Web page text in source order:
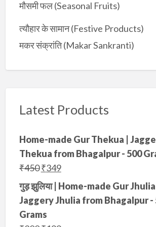
मौसमी फल (Seasonal Fruits)
त्यौहार के सामान (Festive Products)
मकर संक्रांति (Makar Sankranti)
Latest Products
Home-made Gur Thekua |
Thekua from Bhagalpur - 500
₹450O
r
i
₹349C
u
r
e
गुड़ झुलिया | Home-made Gur Jhulia |
Jaggery Jhulia from Bhagalpur -
Grams